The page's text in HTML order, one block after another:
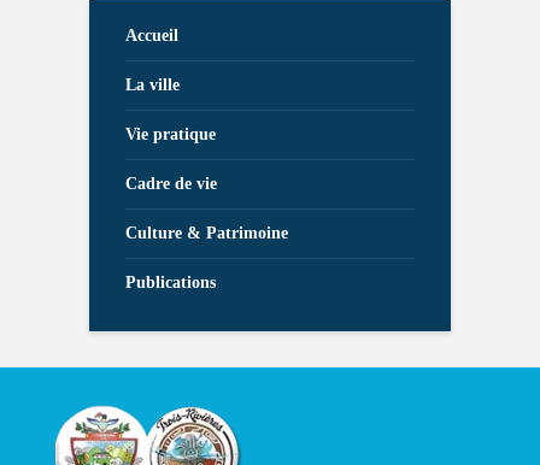
Accueil
La ville
Vie pratique
Cadre de vie
Culture & Patrimoine
Publications